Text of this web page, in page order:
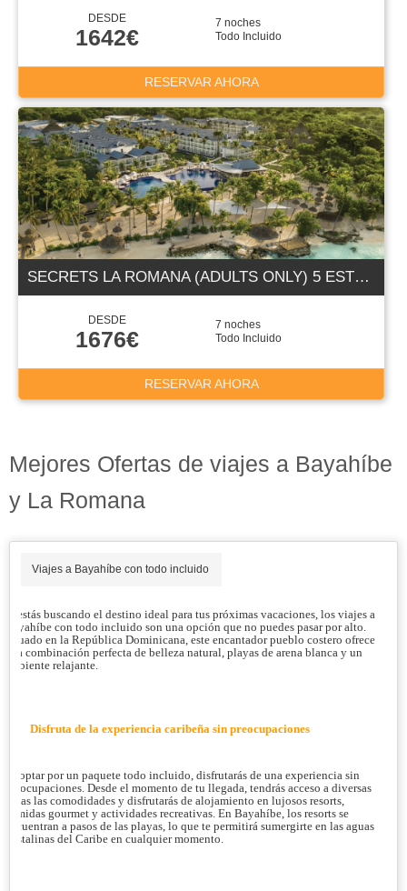
DESDE
1642€
7 noches
Todo Incluido
RESERVAR AHORA
SECRETS LA ROMANA (ADULTS ONLY) 5 ESTRELLAS
DESDE
1676€
7 noches
Todo Incluido
RESERVAR AHORA
Mejores Ofertas de viajes a Bayahíbe
y La Romana
Viajes a Bayahíbe con todo incluido
Si estás buscando el destino ideal para tus próximas vacaciones, los viajes a
Bayahíbe con todo incluido son una opción que no puedes pasar por alto.
Situado en la República Dominicana, este encantador pueblo costero ofrece
una combinación perfecta de belleza natural, playas de arena blanca y un
ambiente relajante.
Disfruta de la experiencia caribeña sin preocupaciones
Al optar por un paquete todo incluido, disfrutarás de una experiencia sin
preocupaciones. Desde el momento de tu llegada, tendrás acceso a diversas
todas las comodidades y disfrutarás de alojamiento en lujosos resorts,
comidas gourmet y actividades recreativas. En Bayahíbe, los resorts se
encuentran a pasos de las playas, lo que te permitirá sumergirte en las aguas
cristalinas del Caribe en cualquier momento.